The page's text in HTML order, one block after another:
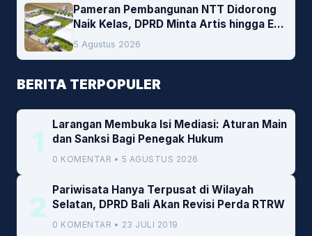
Pameran Pembangunan NTT Didorong
Naik Kelas, DPRD Minta Artis hingga EO
Lokal Jadi Prioritas
5 Agustus 2026
BERITA TERPOPULER
1
Larangan Membuka Isi Mediasi: Aturan Main
dan Sanksi Bagi Penegak Hukum
0 KOMENTAR • 5 AGUSTUS 2026
2
Pariwisata Hanya Terpusat di Wilayah
Selatan, DPRD Bali Akan Revisi Perda RTRW
0 KOMENTAR • 23 JULI 2019